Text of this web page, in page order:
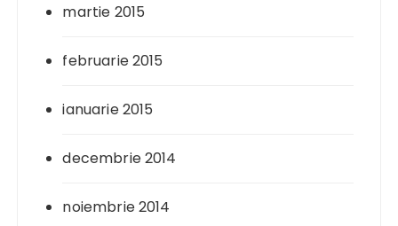
martie 2015
februarie 2015
ianuarie 2015
decembrie 2014
noiembrie 2014